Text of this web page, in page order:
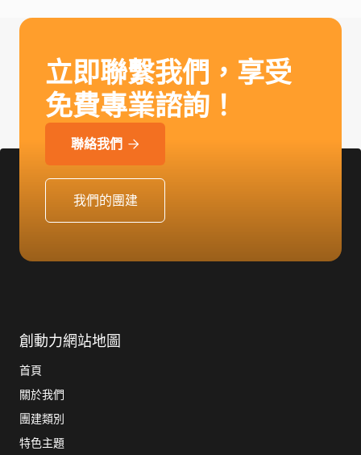
立即聯繫我們，享受
免費專業諮詢！
聯絡我們 
我們的團建
創動力網站地圖
首頁
關於我們
團建類別
特色主題